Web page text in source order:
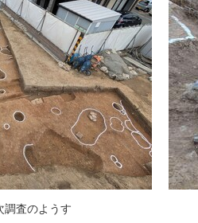
調査のようす